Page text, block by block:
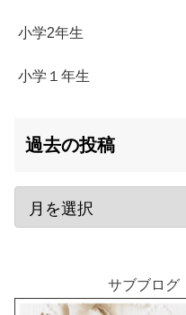
小学2年生
小学１年生
過去の投稿
サブブログ